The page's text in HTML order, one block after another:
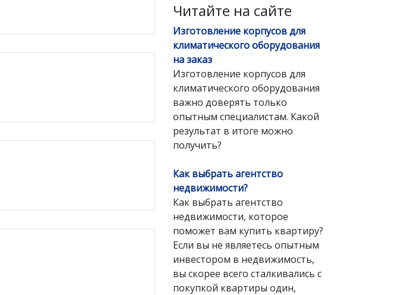
Читайте на сайте
Изготовление корпусов для
климатического оборудования
на заказ
Изготовление корпусов для
климатического оборудования
важно доверять только
опытным специалистам. Какой
результат в итоге можно
получить?
Как выбрать агентство
недвижимости?
Как выбрать агентство
недвижимости, которое
поможет вам купить квартиру?
Если вы не являетесь опытным
инвестором в недвижимость,
вы скорее всего сталкивались с
покупкой квартиры один,